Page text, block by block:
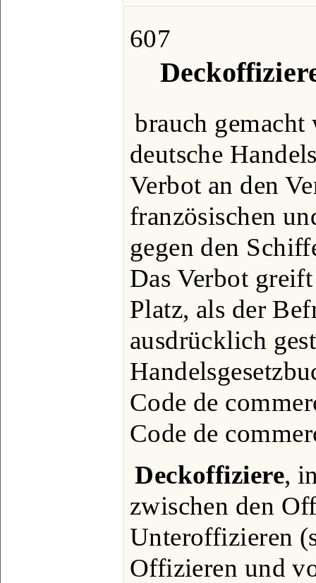
607
brauch gemacht
deutsche
Verbot an den
französischen
gegen den
Das Verbot
Platz, als der
ausdrücklich
Code de
Code de
Deckoffiziere,
zwischen den
Unteroffizieren
Offizieren und